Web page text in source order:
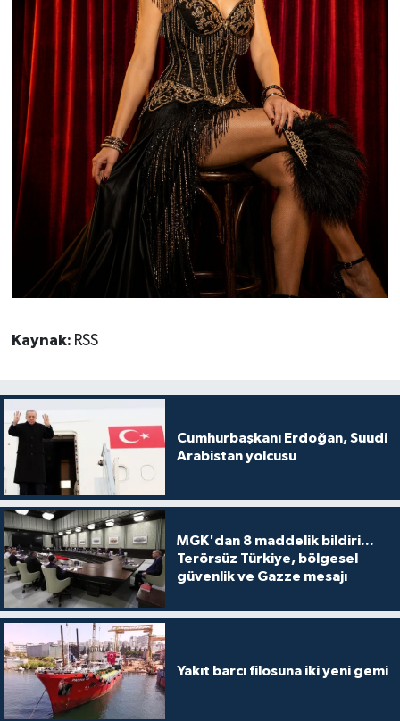
Kaynak: RSS
Cumhurbaşkanı Erdoğan, Suudi
Arabistan yolcusu
MGK'dan 8 maddelik bildiri...
Terörsüz Türkiye, bölgesel
güvenlik ve Gazze mesajı
Yakıt barcı filosuna iki yeni gemi